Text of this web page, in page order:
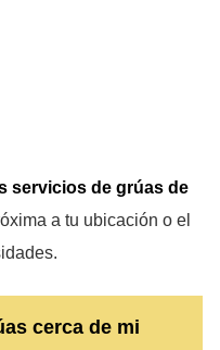
servicios de grúas de
a tu ubicación o el
cerca de mi